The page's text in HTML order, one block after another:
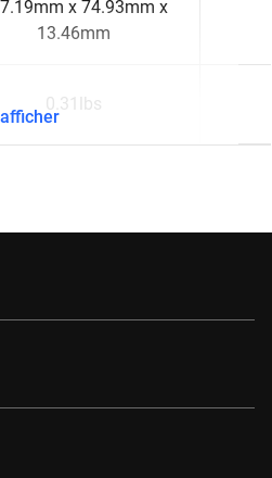
x 74.93mm x
13.46mm
0.31lbs